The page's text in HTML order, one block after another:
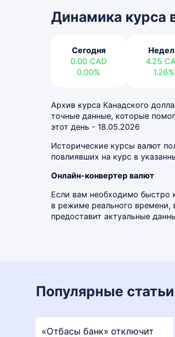
Динамика курса
Сегодня
0.00 CAD
0.00%
4.25
1.26%
Архив курса Канадского
точные данные, которые
этот день - 18.05.2026
Исторические курсы валют
повлиявших на курс в
Онлайн-конвертер валют
Если вам необходимо быстро
в режиме реального времени,
предоставит актуальные
Популярные статьи
«Отбасы банк» отключит